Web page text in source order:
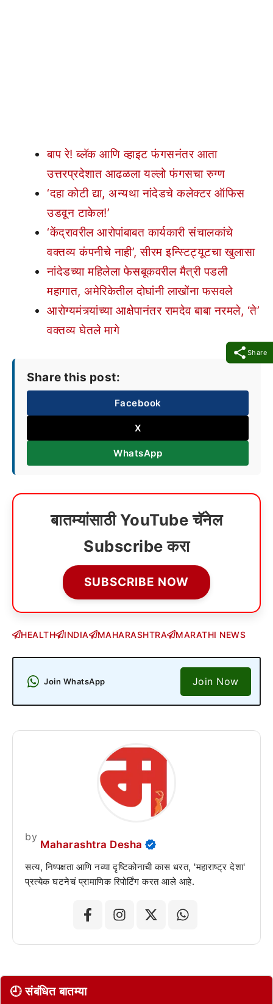
Share
बाप रे! ब्लॅक आणि व्हाइट फंगसनंतर आता
उत्तरप्रदेशात आढळला यल्लो फंगसचा रुग्ण
‘दहा कोटी द्या, अन्यथा नांदेडचे कलेक्टर ऑफिस
उडवून टाकेल!’
‘केंद्रावरील आरोपांबाबत कार्यकारी संचालकांचे
वक्तव्य कंपनीचे नाही’, सीरम इन्स्टिट्यूटचा खुलासा
नांदेडच्या महिलेला फेसबूकवरील मैत्री पडली
महागात, अमेरिकेतील दोघांनी लाखोंना फसवले
आरोग्यमंत्र्यांच्या आक्षेपानंतर रामदेव बाबा नरमले, ‘ते’
वक्तव्य घेतले मागे
Share this post:
Facebook
X
WhatsApp
बातम्यांसाठी YouTube चॅनेल
Subscribe करा
SUBSCRIBE NOW
HEALTH INDIA MAHARASHTRA MARATHI NEWS
Join WhatsApp Join Now
by
Maharashtra Desha
सत्य, निष्पक्षता आणि नव्या दृष्टिकोनाची कास धरत, 'महाराष्ट्र देशा'
प्रत्येक घटनेचं प्रामाणिक रिपोर्टिंग करत आले आहे.
🕘 संबंधित बातम्या